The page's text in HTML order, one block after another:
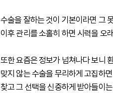
수술을 잘하는 것이 기본이라면 그
이후 관리를 소홀히 하면 시력을 오
또한 요즘은 정보가 넘쳐나다 보니
맞지 않는 수술을 무리하게 고집하
찾고 그 선택을 신중하게 받아들이